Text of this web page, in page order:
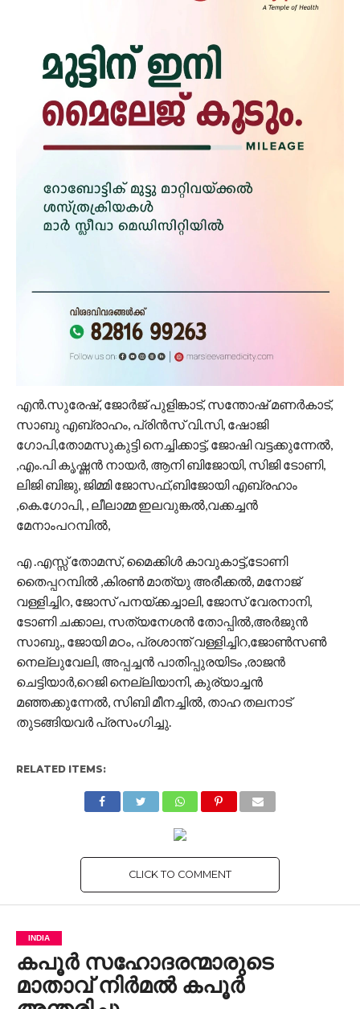
എൻ.സുരേഷ്, ജോർജ് പുളിങ്കാട്, സന്തോഷ് മണർകാട്,
സാബു എബ്രാഹം, പ്രിൻസ് വി.സി, ഷോജി
ഗോപി,തോമസുകുട്ടി നെച്ചിക്കാട്ട്, ജോഷി വട്ടക്കുന്നേൽ,
,എം.പി കൃഷ്ണൻ നായർ, ആനി ബിജോയി, സിജി ടോണി,
ലിജി ബിജു, ജിമ്മി ജോസഫ്,ബിജോയി എബ്രഹാം
,കെ.ഗോപി, , ലീലാമ്മ ഇലവുങ്കൽ,വക്കച്ചൻ
മേനാംപറമ്പിൽ,
എ .എസ്സ് തോമസ്, മൈക്കിൾ കാവുകാട്ട്,ടോണി
തൈപ്പറമ്പിൽ ,കിരൺ മാത്യു അരീക്കൽ, മനോജ്
വള്ളിച്ചിറ, ജോസ് പനയ്ക്കച്ചാലി, ജോസ് വേരനാനി,
ടോണി ചക്കാല, സത്യനേശൻ തോപ്പിൽ,അർജുൻ
സാബു,, ജോയി മഠം, പ്രശാന്ത് വള്ളിച്ചിറ,ജോൺസൺ
നെല്ലുവേലി, അപ്പച്ചൻ പാതിപ്പുരയിടം ,രാജൻ
ചെട്ടിയാർ,റെജി നെല്ലിയാനി, കുര്യാച്ചൻ
മഞ്ഞക്കുന്നേൽ, സിബി മീനച്ചിൽ, താഹ തലനാട്
തുടങ്ങിയവർ പ്രസംഗിച്ചു.
RELATED ITEMS:
CLICK TO COMMENT
INDIA
കപൂര്‍ സഹോദരന്മാരുടെ
മാതാവ് നിര്‍മല്‍ കപൂര്‍